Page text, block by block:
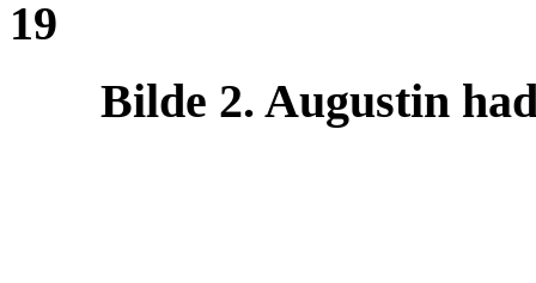
19
Bilde 2. Augustin